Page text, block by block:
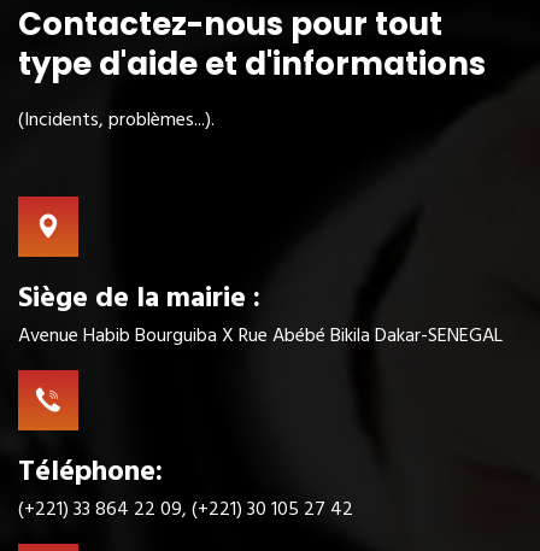
Contactez-nous pour tout
typed'aide et d'informations
(Incidents, problèmes...).
Siège de la mairie :
Avenue Habib Bourguiba X Rue Abébé Bikila Dakar-SENEGAL
Téléphone:
(+221) 33 864 22 09, (+221) 30 105 27 42